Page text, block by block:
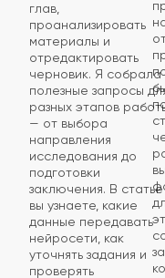
глав,
проанализировать
материалы и
отредактировать
черновик. Я собрала
полезные запросы
разных этапов
— от выбора
направления
исследования до
подготовки
заключения. В статье
вы узнаете, какие
данные передавать
нейросети, как
уточнять задания и
проверять